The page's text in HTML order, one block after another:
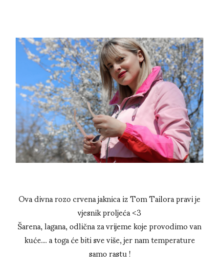
Ova divna rozo crvena jaknica iz Tom Tailora pravi je
vjesnik proljeća <3
Šarena, lagana, odlična za vrijeme koje provodimo van
kuće.... a toga će biti sve više, jer nam temperature
samo rastu !